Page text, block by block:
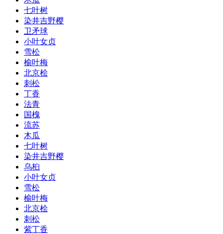
七叶树
染井吉野樱
卫矛球
小叶女贞
雪松
榆叶梅
北京桧
刺松
丁香
法青
国槐
流苏
木瓜
七叶树
染井吉野樱
乌桕
小叶女贞
雪松
榆叶梅
北京桧
刺松
紫丁香